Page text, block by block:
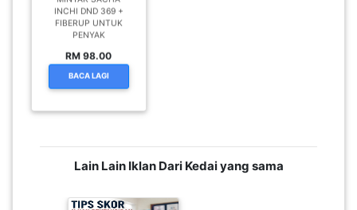
MINYAK SACHA
INCHI DND 369 +
FIBERUP UNTUK
RM 98.00
Lain Lain Iklan Dari Kedai yang sama